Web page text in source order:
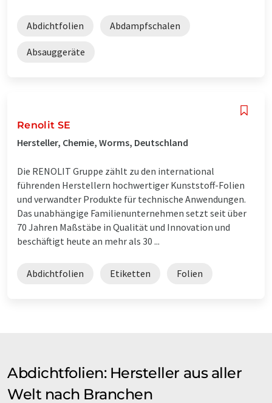
Abdichtfolien Abdampfschalen
Absauggeräte
Renolit SE
Hersteller, Chemie, Worms, Deutschland
Die RENOLIT Gruppe zählt zu den international
führenden Herstellern hochwertiger Kunststoff-Folien
und verwandter Produkte für technische Anwendungen.
Das unabhängige Familienunternehmen setzt seit über
70 Jahren Maßstäbe in Qualität und Innovation und
beschäftigt heute an mehr als 30 ...
Abdichtfolien Etiketten Folien
Abdichtfolien: Hersteller aus aller
Welt nach Branchen